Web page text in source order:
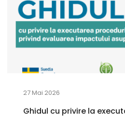
27 Mai 2026
Ghidul cu privire la